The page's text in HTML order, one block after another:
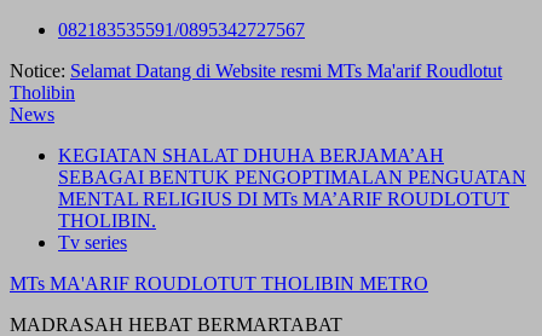
Skip
content
082183535591/0895342727567
Notice: Selamat Datang di Website resmi MTs Ma'arif Roudlotut
Tholibin
News
KEGIATAN SHALAT DHUHA BERJAMA’AH
SEBAGAI BENTUK PENGOPTIMALAN PENGUATAN
MENTAL RELIGIUS DI MTs MA’ARIF ROUDLOTUT
THOLIBIN.
Tv series
MTs MA'ARIF ROUDLOTUT THOLIBIN METRO
MADRASAH HEBAT BERMARTABAT